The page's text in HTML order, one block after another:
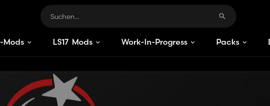
Mods LS15 Mods Work-In-Progress Packs